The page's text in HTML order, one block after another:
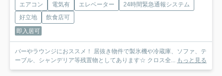
エアコン 電気有 エレベーター
24時間緊急通報システム
好立地
飲食店可
即入居可
バーやラウンジにおススメ！ 居抜き物件で製氷機や冷蔵庫、ソファ、テ
ーブル、シャンデリア等残置物としてあります☆ クロス全...
もっと見る